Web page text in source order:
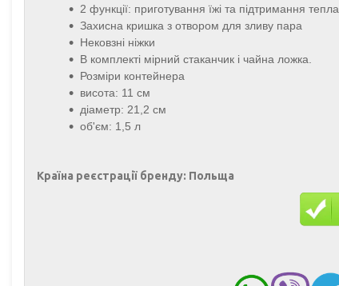
2 функції: приготування їжі та підтримання тепла
Захисна кришка з отвором для зливу пара
Нековзні ніжки
В комплекті мірний стаканчик і чайна ложка.
Розміри контейнера
висота: 11 см
діаметр: 21,2 см
об'єм: 1,5 л
Країна реєстрації бренду: Польща